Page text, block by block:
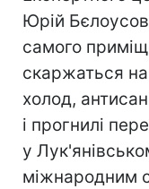
Юрій
самого
скаржаться
холод,
і прогнилі
у
міжнародним